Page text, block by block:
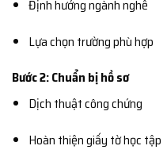
Định hướng ngành nghề
Lựa chọn trường phù hợp
Bước 2: Chuẩn bị hồ sơ
Dịch thuật công chứng
Hoàn thiện giấy tờ học tập